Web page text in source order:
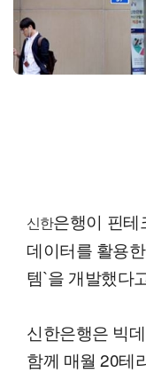
신한은행이 핀테
데이터를 활용
템`을 개발했다
신한은행은 빅
함께 매월 20테